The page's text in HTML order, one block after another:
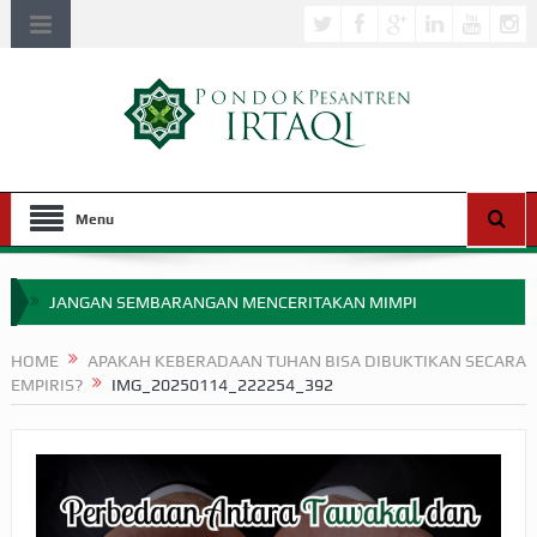
Menu
JANGAN SEMBARANGAN MENCERITAKAN MIMPI
MIMPI YANG DIABAIKAN MENJELANG PERANG BADAR
SEBELUM TIBA SAAT WAJIB?
HAKIKAT NIKMAT DI DUNIA!
HOME
APAKAH KEBERADAAN TUHAN BISA DIBUKTIKAN SECARA
EMPIRIS?
IMG_20250114_222254_392